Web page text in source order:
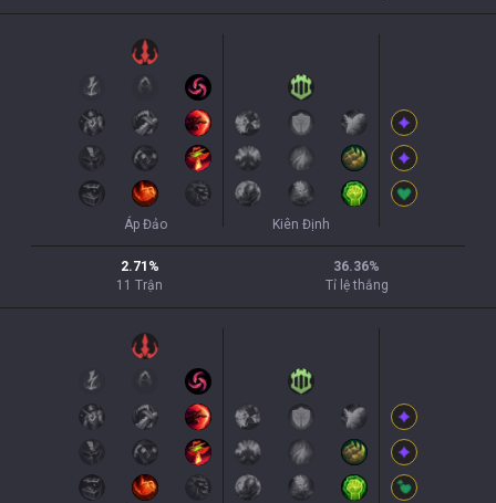
Áp Đảo Kiên Định
2.71 %
11 Trận
36.36%
Tỉ lệ thắng